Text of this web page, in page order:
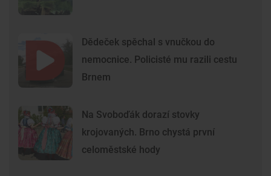
Dědeček spěchal s vnučkou do
nemocnice. Policisté mu razili cestu
Brnem
Na Svoboďák dorazí stovky
krojovaných. Brno chystá první
celoměstské hody